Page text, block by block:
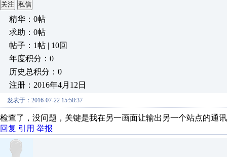
关注 私信
精华：0帖
求助：0帖
帖子：1帖 | 10回
年度积分：0
历史总积分：0
注册：2016年4月12日
发表于：2016-07-22 15:58:37
检查了，没问题，关键是我在另一画面让输出另一个站点的通
回复 引用 举报